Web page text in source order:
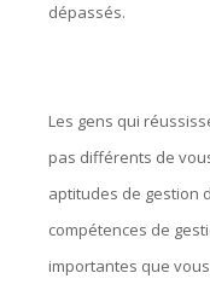
dépassés.
Les gens qui
pas différents de
aptitudes de gestion
compétences de
importantes que